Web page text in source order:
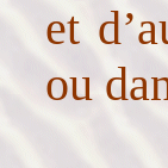
et
ou